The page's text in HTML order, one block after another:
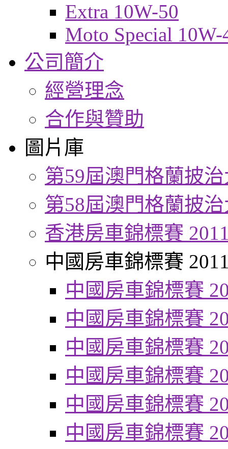
Extra 10W-50
Moto Special 10W-
公司簡介
經營理念
合作與贊助
圖片庫
第59屆澳門格蘭披
第58屆澳門格蘭披
香港房車錦標賽
中國房車錦標賽
中國房車錦標賽
中國房車錦標賽
中國房車錦標賽
中國房車錦標賽
中國房車錦標賽
中國房車錦標賽